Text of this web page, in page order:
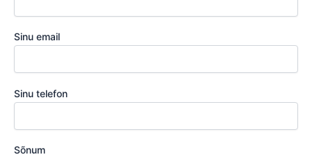
Sinu email
Sinu telefon
Sõnum